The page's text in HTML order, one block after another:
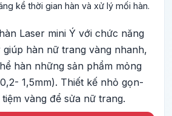
kể thời gian hàn và xử lý mối hàn.
Laser mini Ý với chức năng
giúp hàn nữ trang vàng nhanh,
hàn những sản phẩm mỏng
1,5mm). Thiết kế nhỏ gọn-
vàng để sửa nữ trang.